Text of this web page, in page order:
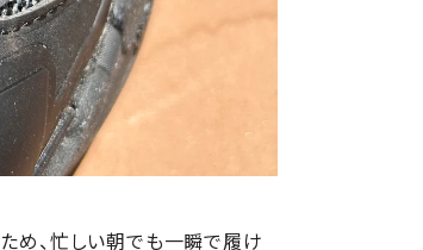
め、忙しい朝でも一瞬で履け